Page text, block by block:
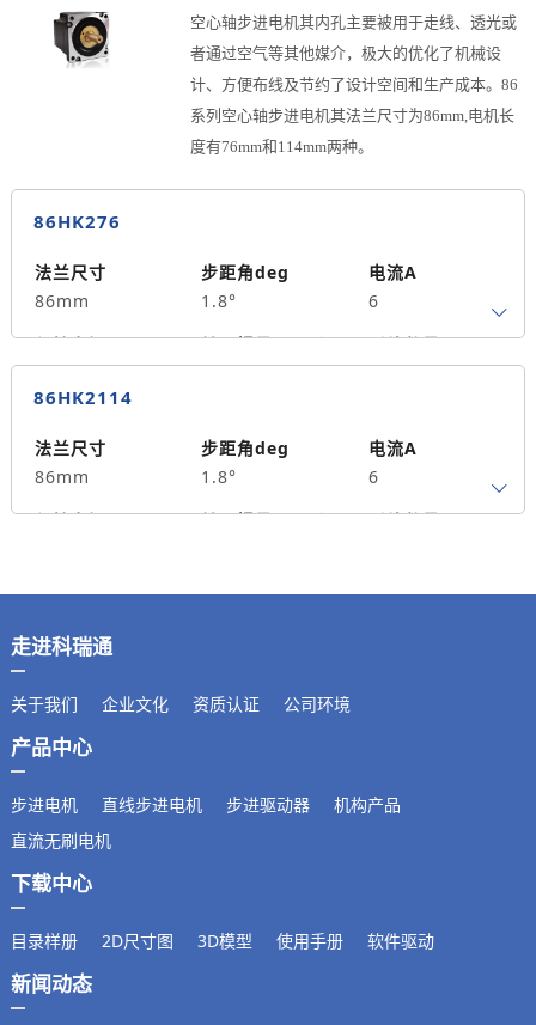
马达长度mm
84
重量kg
1.4
中空孔径mm
4.2
空心轴步进电机其内孔主要被用于走线、透光或
者通过空气等其他媒介，极大的优化了机械设
计、方便布线及节约了设计空间和生产成本。86
系列空心轴步进电机其法兰尺寸为86mm,电机长
度有76mm和114mm两种。
86HK276
法兰尺寸
86mm
步距角deg
1.8°
电流A
6
保持力矩N.m
4.5
转子惯量g.cm²
1300
引线数量
4
76
2.5
15
86HK2114
法兰尺寸
86mm
步距角deg
1.8°
电流A
6
保持力矩N.m
转子惯量g.cm²
引线数量
马达长度mm
重量kg
中空孔径mm
走进科瑞通
关于我们 企业文化 资质认证 公司环境
产品中心
步进电机 直线步进电机 步进驱动器
机构产品
直流无刷电机
下载中心
目录样册 2D尺寸图 3D模型 使用手册 软件驱动
新闻动态